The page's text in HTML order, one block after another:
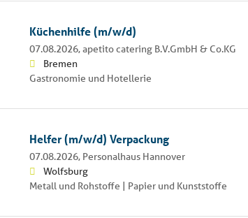
Küchenhilfe (m/w/d)
07.08.2026,apetito catering B.V.GmbH & Co.KG
Bremen
Gastronomie und Hotellerie
Helfer (m/w/d) Verpackung
07.08.2026, Personalhaus Hannover
Wolfsburg
Metall und Rohstoffe | Papier und Kunststoffe